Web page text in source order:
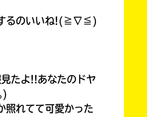
するのいいね!(≧∇≦)
たよ!!あなたのドヤ
)
照れてて可愛かった